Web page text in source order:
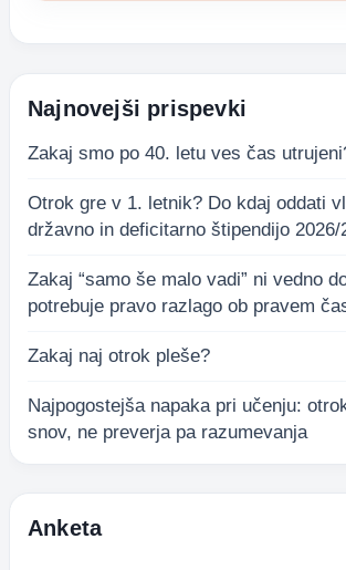
Najnovejši prispevki
Zakaj smo po 40. letu ves čas
Otrok gre v 1. letnik? Do kdaj oddati
državno in deficitarno štipendijo 2026/
Zakaj “samo še malo vadi” ni vedno
potrebuje pravo razlago ob pravem
Zakaj naj otrok pleše?
Najpogostejša napaka pri učenju:
snov, ne preverja pa razumevanja
Anketa